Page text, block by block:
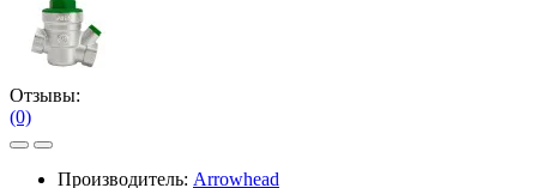
Отзывы:
(0)
Производитель: Arrowhead